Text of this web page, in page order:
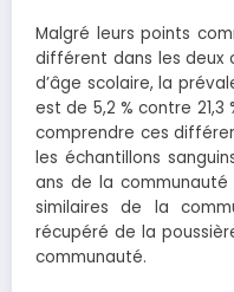
Malgré leurs points
différent dans les deux
d’âge scolaire, la
est de 5,2 % contre 21,3
comprendre ces
les échantillons
ans de la
similaires de la
récupéré de la
communauté.